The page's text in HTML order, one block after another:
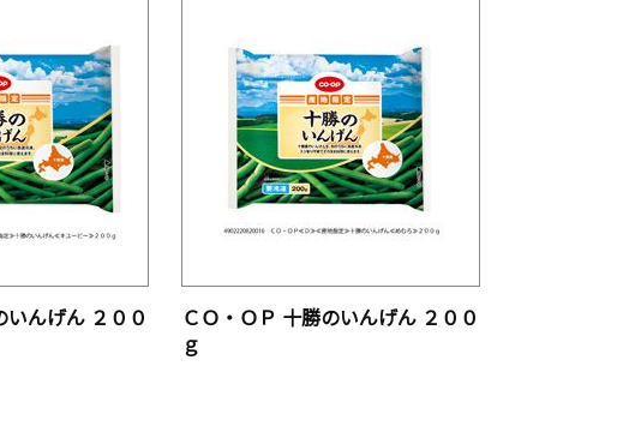
いんげん ２００
ＣＯ・ＯＰ 十勝のいんげん ２００
ｇ